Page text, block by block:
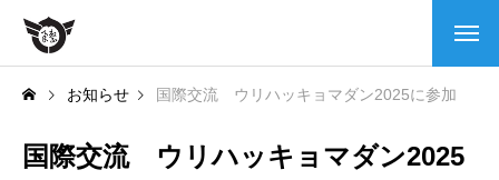
本会について
会長挨拶
お知らせ 国際交流 ウリハッキョマダン2025に参加
国際交流 ウリハッキョマダン2025